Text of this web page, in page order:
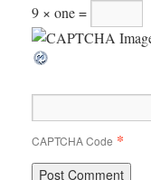
9 × one =
CAPTCHA Code *